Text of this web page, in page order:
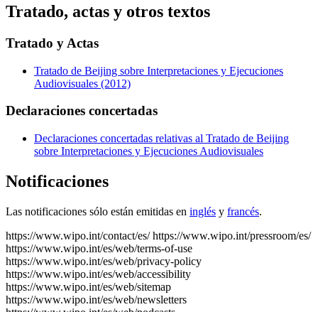
Tratado, actas y otros textos
Tratado y Actas
Tratado de Beijing sobre Interpretaciones y Ejecuciones
Audiovisuales (2012)
Declaraciones concertadas
Declaraciones concertadas relativas al Tratado de Beijing
sobre Interpretaciones y Ejecuciones Audiovisuales
Notificaciones
Las notificaciones sólo están emitidas en inglés y francés.
https://www.wipo.int/contact/es/ https://www.wipo.int/pressroom/es/
https://www.wipo.int/es/web/terms-of-use
https://www.wipo.int/es/web/privacy-policy
https://www.wipo.int/es/web/accessibility
https://www.wipo.int/es/web/sitemap
https://www.wipo.int/es/web/newsletters